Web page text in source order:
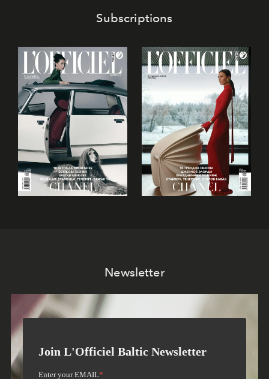
Subscriptions
Newsletter